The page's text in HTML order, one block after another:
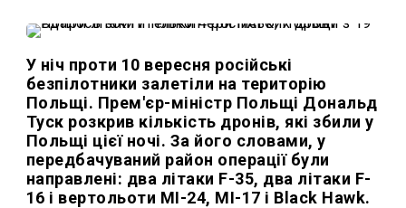
У ніч проти 10 вересня російські
безпілотники залетіли на територію
Польщі. Прем'єр-міністр Польщі Дональд
Туск розкрив кількість дронів, які збили у
Польщі цієї ночі. За його словами, у
передбачуваний район операції були
направлені: два літаки F-35, два літаки F-
16 і вертольоти MI-24, MI-17 і Black Hawk.